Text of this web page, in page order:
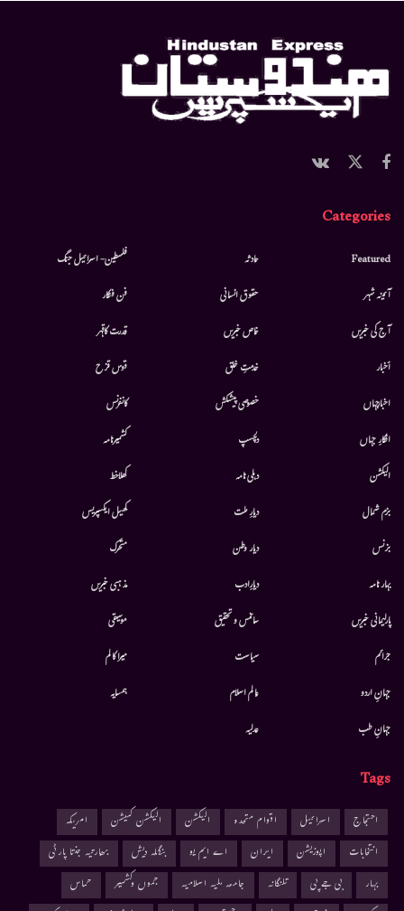
Categories
Featured
آئینہ شہر
آج کی خبریں
أخبار
اخبارجہاں
افکارِ جہاں
الیکشن
بزم شمال
بزنس
بہار نامہ
پارلیمانی خبریں
جرائم
جہانِ اردو
جہانِ طب
حادثہ
حقوق انسانی
خاص خبریں
خدمتِ خلق
خصوصی پیشکش
دلچسپ
دہلی نامہ
دیارِ ملت
دیار وطن
دیارِادب
سائنس و تحقیق
سیاست
عالم اسلام
عدلیہ
فلسطین- اسرائیل جنگ
فن فنکار
قدرت کاقہر
قوس قزح
کانفرنس
کشمیرنامہ
کھلاخط
کھیل ایکسپریس
متحرك
مذہبی خبریں
موسيقى
میرا کالم
ہمسایہ
Tags
احتجاج اسرائیل اقوام متحدہ الیکشن الیکشن کمیشن
امریکہ
انتخابات
اپوزیشن ایران اے ایم یو بنگلہ دیش
بھارتیہ جنتا پارٹی
بہار
بی جے پی تلنگانہ جامعہ ملیہ اسلامیہ جموں وکشمیر
حماس